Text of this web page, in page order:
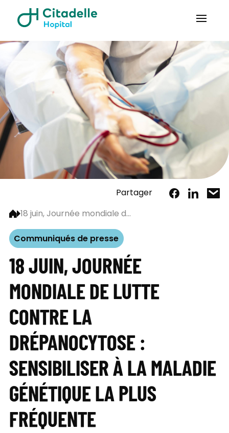
Partager
18 juin, Journée mondiale d...
Communiqués de presse
18 JUIN, JOURNÉE
MONDIALE DE LUTTE
CONTRE LA
DRÉPANOCYTOSE :
SENSIBILISER À LA MALADIE
GÉNÉTIQUE LA PLUS
FRÉQUENTE